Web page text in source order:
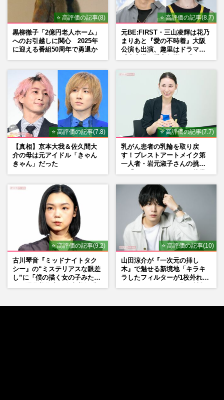
⭐ 高評価の記事(8)
黒柳徹子「2億円老人ホーム」
へのお引越しに関心 2025年
に迎える番組50周年で勇退か
⭐ 高評価の記事(8.7)
元BE:FIRST・三山凌輝は花乃
まりあと『愛の不時着』大阪
公演も出演、趣里はドラマ
⭐ 高評価の記事(7.8)
【真相】京本大我＆佐久間大
介の母は元アイドル「きゃん
きゃん」だった
⭐ 高評価の記事(7.7)
乳がん患者の乳輪を取り戻
す！ブレストアートメイク第
一人者・岩元淑子さんの挑戦
⭐ 高評価の記事(9.2)
古川琴音『ミッドナイトタク
シー』の“ミステリアスな眼差
し”に「僕の描く女の子みた
⭐ 高評価の記事(10)
山田涼介が『一次元の挿し
木』で魅せる新境地「キラキ
ラしたフィルターが1枚外れて